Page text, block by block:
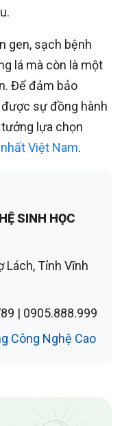
gen, sạch bệnh
lá mà còn là một
Để đảm bảo
sự đồng hành
lựa chọn
Việt Nam.
SINH HỌC
Lách, Tỉnh Vĩnh
| 0905.888.999
Công Nghệ Cao